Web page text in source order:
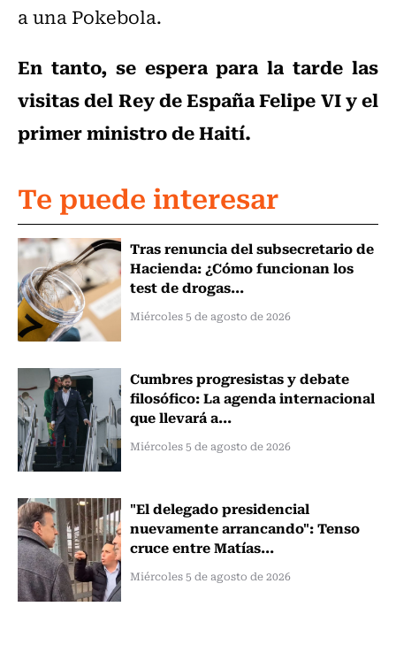
a una Pokebola.
En tanto, se espera para la tarde las
visitas del Rey de España Felipe VI y el
primer ministro de Haití.
Te puede interesar
Tras renuncia del subsecretario de
Hacienda: ¿Cómo funcionan los
test de drogas...
Miércoles 5 de agosto de 2026
Cumbres progresistas y debate
filosófico: La agenda internacional
que llevará a...
Miércoles 5 de agosto de 2026
"El delegado presidencial
nuevamente arrancando": Tenso
cruce entre Matías...
Miércoles 5 de agosto de 2026